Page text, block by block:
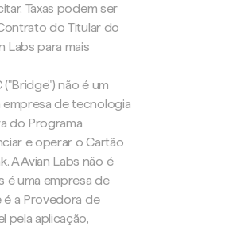
Taxas podem ser
do Titular do
Labs para mais
não é um
empresa de tecnologia
do Programa
e operar o Cartão
A Avian Labs não é
é uma empresa de
a Provedora de
pela aplicação,